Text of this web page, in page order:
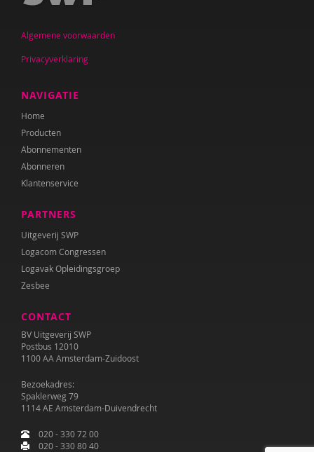
Marianne Busser
Bob Buyse
Johnny van Cadsand
Nathalie Camacho
Roxanna Camfferman
Theo Cappon
Renilde Claesen
Lieve Claeys
Diederik De Clercq
Mariëlle Cloin
Wilmie Colbers
Tom Compaijen
Mirjam Companjen
Algemene voorwaarden
Privacyverklaring
NAVIGATIE
Home
Producten
Abonnementen
Abonneren
Klantenservice
PARTNERS
Uitgeverij SWP
Logacom Congressen
Logavak Opleidingsgroep
Zesbee
CONTACT
BV Uitgeverij SWP
Postbus 12010
1100 AA Amsterdam-Zuidoost
Bezoekadres:
Spaklerweg 79
1114 AE Amsterdam-Duivendrecht
020 - 330 72 00
020 - 330 80 40